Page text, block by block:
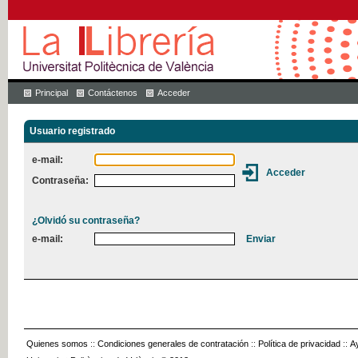
Principal Contáctenos Acceder
Usuario registrado
e-mail:
Contraseña:
¿Olvidó su contraseña?
e-mail:
Quienes somos :: Condiciones generales de contratación :: Política de privacidad ::